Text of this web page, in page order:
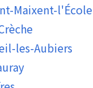
Maixent-l'École
les-Aubiers